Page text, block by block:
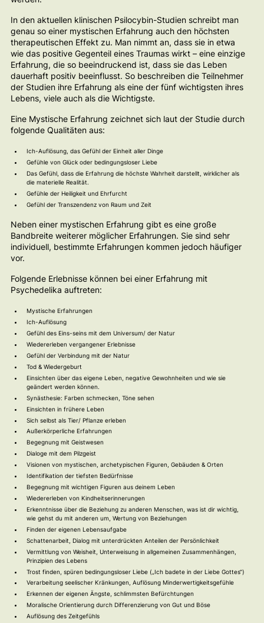
In den aktuellen klinischen Psilocybin-Studien schreibt man
genau so einer mystischen Erfahrung auch den höchsten
therapeutischen Effekt zu. Man nimmt an, dass sie in etwa
wie das positive Gegenteil eines Traumas wirkt – eine einzige
Erfahrung, die so beeindruckend ist, dass sie das Leben
dauerhaft positiv beeinflusst. So beschreiben die Teilnehmer
der Studien ihre Erfahrung als eine der fünf wichtigsten ihres
Lebens, viele auch als die Wichtigste.
Eine Mystische Erfahrung zeichnet sich laut der Studie durch
folgende Qualitäten aus:
Ich-Auflösung, das Gefühl der Einheit aller Dinge
Gefühle von Glück oder bedingungsloser Liebe
Das Gefühl, dass die Erfahrung die höchste Wahrheit darstellt, wirklicher als
die materielle Realität.
Gefühle der Heiligkeit und Ehrfurcht
Gefühl der Transzendenz von Raum und Zeit
Neben einer mystischen Erfahrung gibt es eine große
Bandbreite weiterer möglicher Erfahrungen. Sie sind sehr
individuell, bestimmte Erfahrungen kommen jedoch häufiger
vor.
Folgende Erlebnisse können bei einer Erfahrung mit
Psychedelika auftreten:
Mystische Erfahrungen
Ich-Auflösung
Gefühl des Eins-seins mit dem Universum/ der Natur
Wiedererleben vergangener Erlebnisse
Gefühl der Verbindung mit der Natur
Tod & Wiedergeburt
Einsichten über das eigene Leben, negative Gewohnheiten und wie sie
geändert werden können.
Synästhesie: Farben schmecken, Töne sehen
Einsichten in frühere Leben
Sich selbst als Tier/ Pflanze erleben
Außerkörperliche Erfahrungen
Begegnung mit Geistwesen
Dialoge mit dem Pilzgeist
Visionen von mystischen, archetypischen Figuren, Gebäuden & Orten
Identifikation der tiefsten Bedürfnisse
Begegnung mit wichtigen Figuren aus deinem Leben
Wiedererleben von Kindheitserinnerungen
Erkenntnisse über die Beziehung zu anderen Menschen, was ist dir wichtig,
wie gehst du mit anderen um, Wertung von Beziehungen
Finden der eigenen Lebensaufgabe
Schattenarbeit, Dialog mit unterdrückten Anteilen der Persönlichkeit
Vermittlung von Weisheit, Unterweisung in allgemeinen Zusammenhängen,
Prinzipien des Lebens
Trost finden, spüren bedingungsloser Liebe („Ich badete in der Liebe Gottes“)
Verarbeitung seelischer Kränkungen, Auflösung Minderwertigkeitsgefühle
Erkennen der eigenen Ängste, schlimmsten Befürchtungen
Moralische Orientierung durch Differenzierung von Gut und Böse
Auflösung des Zeitgefühls